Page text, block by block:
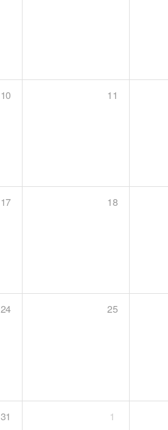
10 11
17 18
24 25
31 1